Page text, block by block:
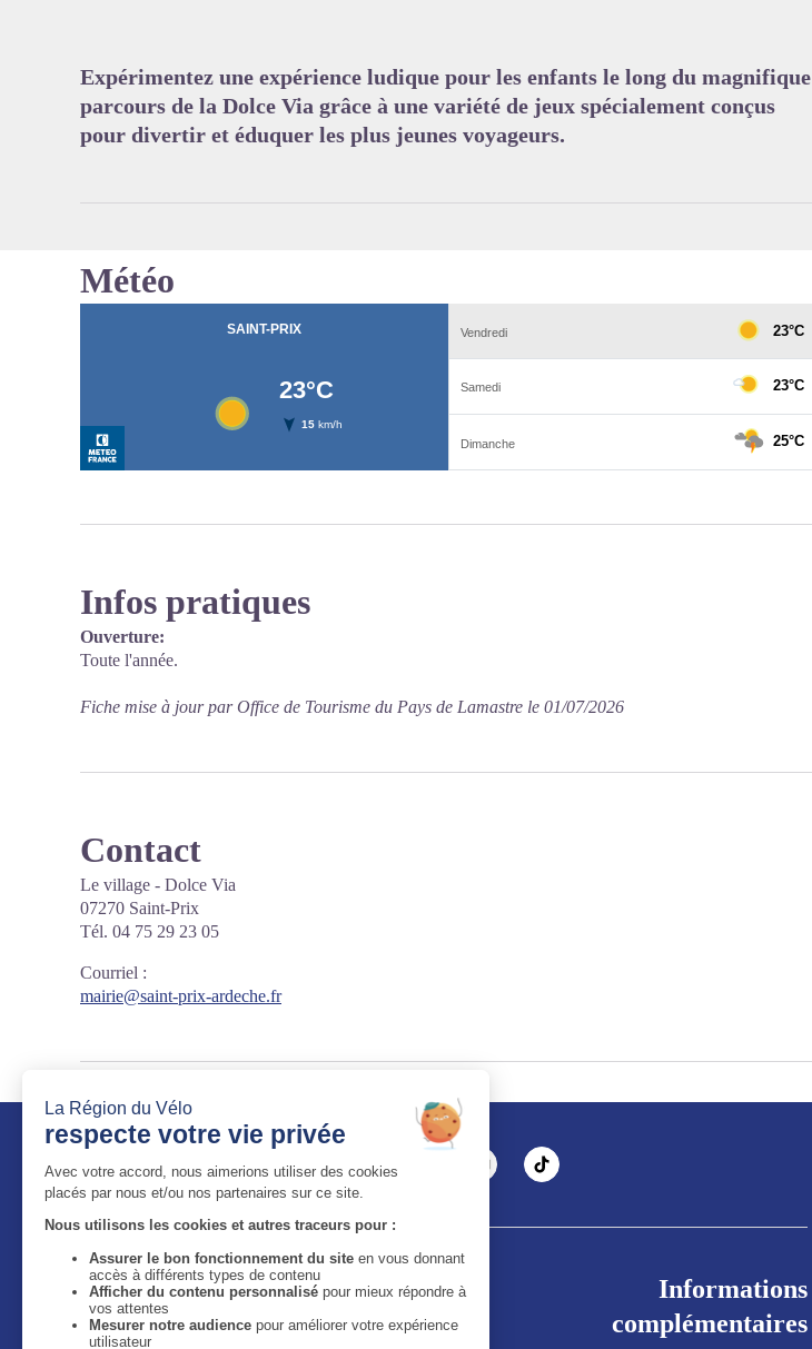
Expérimentez une expérience ludique pour les enfants le long du magnifique
parcours de la Dolce Via grâce à une variété de jeux spécialement conçus
pour divertir et éduquer les plus jeunes voyageurs.
Météo
Infos pratiques
Ouverture:
Toute l'année.
Fiche mise à jour par Office de Tourisme du Pays de Lamastre le 01/07/2026
Contact
Le village - Dolce Via
07270 Saint-Prix
Tél. 04 75 29 23 05
Courriel :
mairie@saint-prix-ardeche.fr
Auvergne-Rhône-Alpes Tourisme
11 bis quai Perrache - 69002 Lyon
Informations
complémentaires